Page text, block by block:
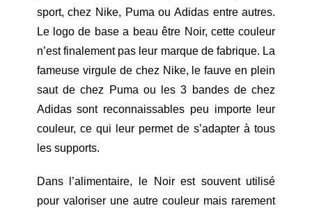
sport, chez Nike, Puma ou Adidas entre autres.
Le logo de base a beau être Noir, cette couleur
n’est finalement pas leur marque de fabrique. La
fameuse virgule de chez Nike, le fauve en plein
saut de chez Puma ou les 3 bandes de chez
Adidas sont reconnaissables peu importe leur
couleur, ce qui leur permet de s’adapter à tous
les supports.
Dans l’alimentaire, le Noir est souvent utilisé
pour valoriser une autre couleur mais rarement